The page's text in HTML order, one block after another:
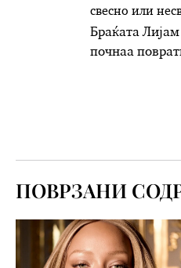
свесно или
Браќата Лијам
почнаа
ПОВРЗАНИ